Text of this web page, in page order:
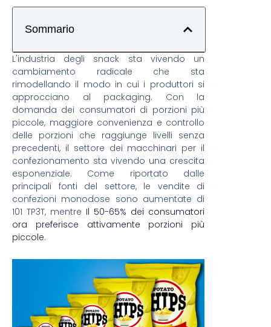
Sommario
L'industria degli snack sta vivendo un
cambiamento radicale che sta
rimodellando il modo in cui i produttori si
approcciano al packaging. Con la
domanda dei consumatori di porzioni più
piccole, maggiore convenienza e controllo
delle porzioni che raggiunge livelli senza
precedenti, il settore dei macchinari per il
confezionamento sta vivendo una crescita
esponenziale. Come riportato dalle
principali fonti del settore, le vendite di
confezioni monodose sono aumentate di
101 TP3T, mentre Il 50-65% dei consumatori
ora preferisce attivamente porzioni più
piccole.